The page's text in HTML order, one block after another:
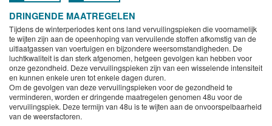
DRINGENDE MAATREGELEN
Tijdens de winterperiodes kent ons land vervuilingspieken die voornamelijk
te wijten zijn aan de opeenhoping van vervuilende stoffen afkomstig van de
uitlaatgassen van voertuigen en bijzondere weersomstandigheden. De
luchtkwaliteit is dan sterk afgenomen, hetgeen gevolgen kan hebben voor
onze gezondheid. Deze vervuilingspieken zijn van een wisselende intensiteit
en kunnen enkele uren tot enkele dagen duren.
Om de gevolgen van deze vervuilingspieken voor de gezondheid te
verminderen, worden er dringende maatregelen genomen 48u voor de
vervuilingspiek. Deze termijn van 48u is te wijten aan de onvoorspelbaarheid
van de weersfactoren.